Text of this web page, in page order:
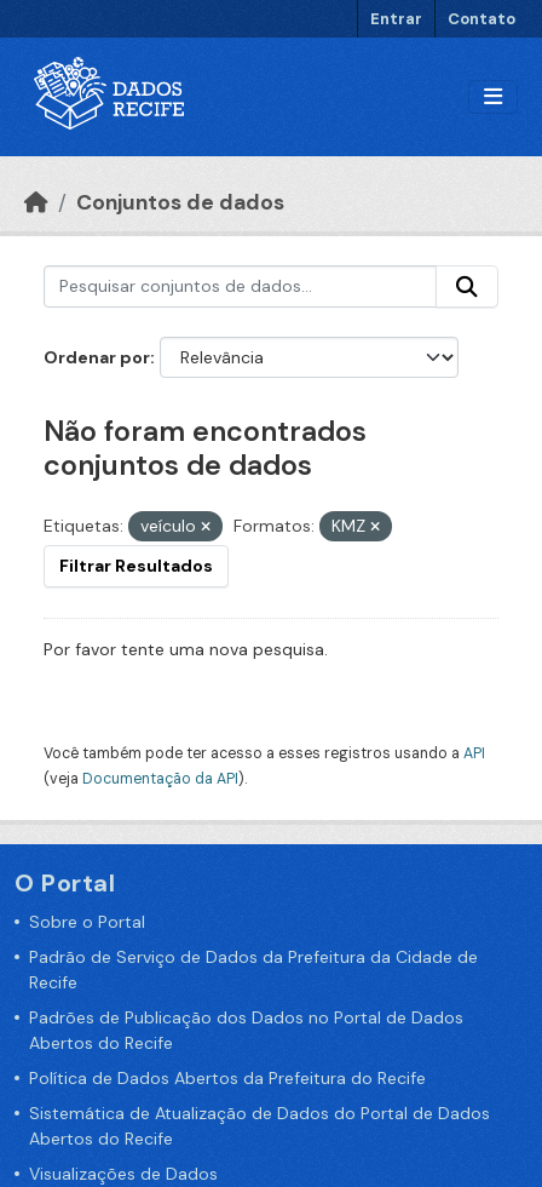
Entrar Contato
Conjuntos de dados
Ordenar por
Não foram encontrados
conjuntos de dados
Etiquetas: veículo Formatos:
KMZ
Filtrar Resultados
Por favor tente uma nova pesquisa.
Você também pode ter acesso a esses registros usando a API
(veja Documentação da API).
O Portal
Sobre o Portal
Padrão de Serviço de Dados da Prefeitura da Cidade de
Recife
Padrões de Publicação dos Dados no Portal de Dados
Abertos do Recife
Política de Dados Abertos da Prefeitura do Recife
Sistemática de Atualização de Dados do Portal de Dados
Abertos do Recife
Visualizações de Dados